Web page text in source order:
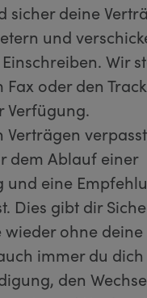
sicher deine
und
Wir
oder den
Verfügung.
dem Ablauf einer
eine
Dies gibt dir
wieder ohne deine
immer du dich
den